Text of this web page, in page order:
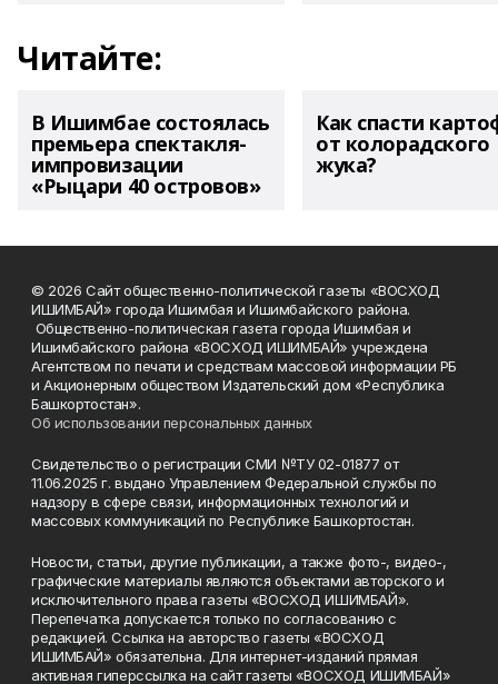
Читайте:
В Ишимбае состоялась
премьера спектакля-
импровизации
«Рыцари 40 островов»
Как спасти
от колорадского
жука?
© 2026 Сайт общественно-политической газеты «ВОСХОД
ИШИМБАЙ» города Ишимбая и Ишимбайского района.
Общественно-политическая газета города Ишимбая и
Ишимбайского района «ВОСХОД ИШИМБАЙ» учреждена
Агентством по печати и средствам массовой информации РБ
и Акционерным обществом Издательский дом «Республика
Башкортостан».
Об использовании персональных данных
Свидетельство о регистрации СМИ №ТУ 02-01877 от
11.06.2025 г. выдано Управлением Федеральной службы по
надзору в сфере связи, информационных технологий и
массовых коммуникаций по Республике Башкортостан.
Новости, статьи, другие публикации, а также фото-, видео-,
графические материалы являются объектами авторского и
исключительного права газеты «ВОСХОД ИШИМБАЙ».
Перепечатка допускается только по согласованию с
редакцией. Ссылка на авторство газеты «ВОСХОД
ИШИМБАЙ» обязательна. Для интернет-изданий прямая
активная гиперссылка на сайт газеты «ВОСХОД ИШИМБАЙ»